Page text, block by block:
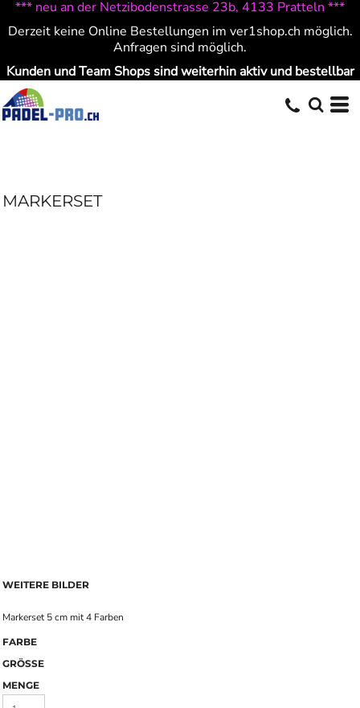
*** neu an der Netzibodenstrasse 23b, 4133 Pratteln ***
Derzeit keine Online Bestellungen im ver1shop.ch möglich.
Anfragen sind möglich.
Kunden und Team Shops sind weiterhin aktiv und bestellbar
MARKERSET
WEITERE BILDER
Markerset 5 cm mit 4 Farben
FARBE
GRÖSSE
MENGE